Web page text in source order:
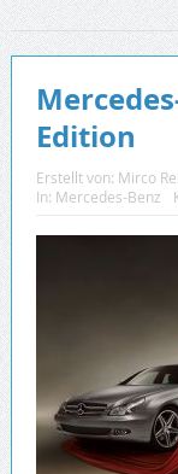
Edition
Erstellt von: Mirco
In: Mercedes-Benz